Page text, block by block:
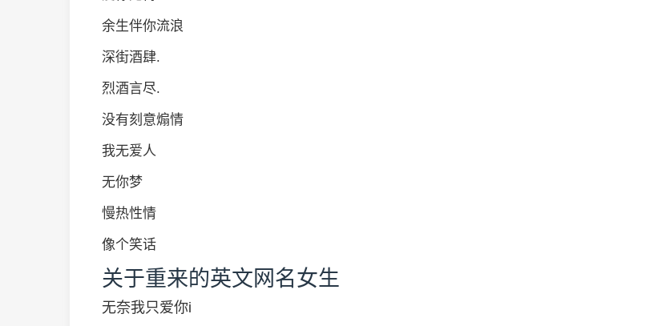
余生伴你流浪
深街酒肆.
烈酒言尽.
没有刻意煽情
我无爱人
无你梦
慢热性情
像个笑话
关于重来的英文网名女生
无奈我只爱你i